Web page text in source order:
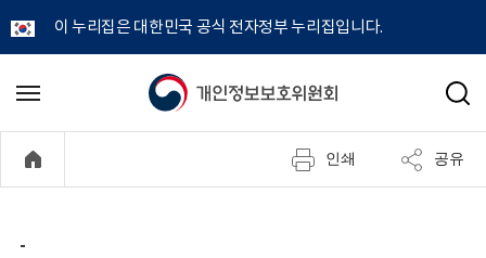
이 누리집은 대한민국 공식 전자정부 누리집입니다.
개
정
메
기
검
인쇄 공유
-